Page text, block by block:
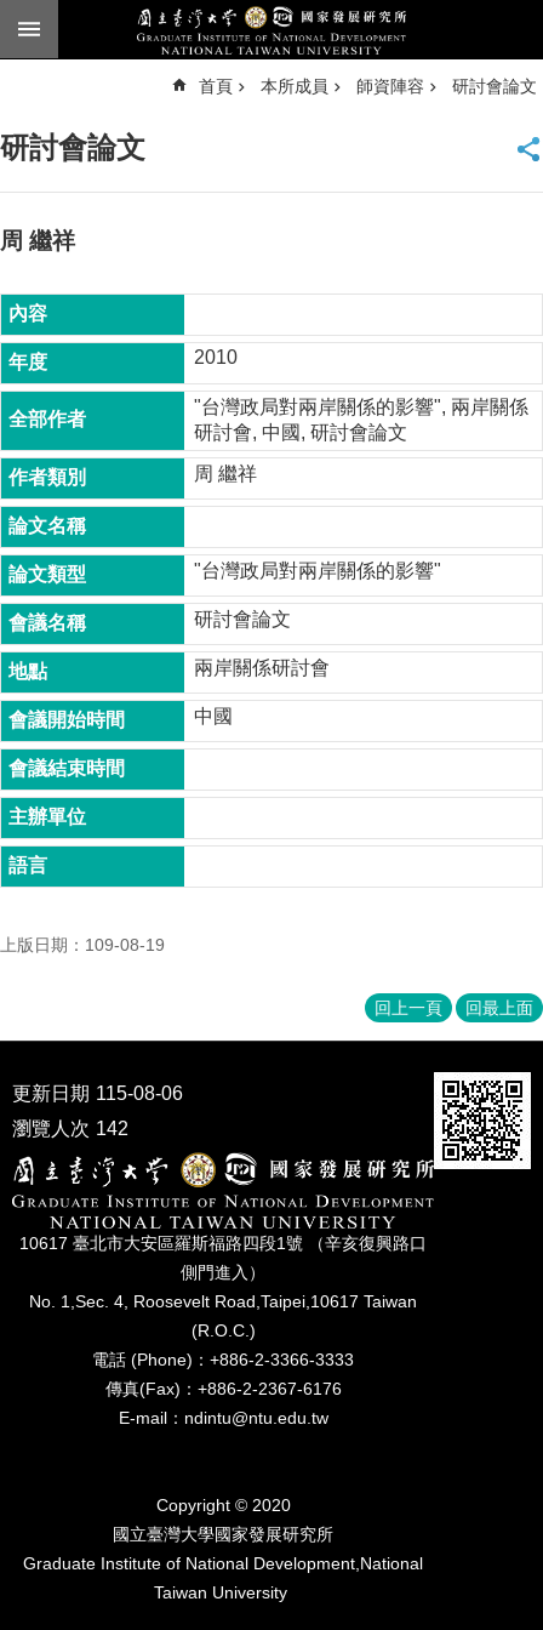
跳到主要內容區塊
臺
頁
公
告
本
所
介
本
所
成
員
博
士
班
碩
士
班
在
職
專
學
家
發
研
究
刊
口
首頁 本所成員 師資陣容 研討會論文
研討會論文
周 繼祥
2010
"台灣政局對兩岸關係的影響", 兩岸關係
研討會, 中國, 研討會論文
周 繼祥
"台灣政局對兩岸關係的影響"
研討會論文
兩岸關係研討會
中國
上版日期：109-08-19
回上一頁 回最上面
更新日期 115-08-06
瀏覽人次 142
10617 臺北市⼤安區羅斯福路四段1號 （辛亥復興路⼝
側⾨進入）
No. 1,Sec. 4, Roosevelt Road,Taipei,10617 Taiwan
(R.O.C.)
電話 (Phone)：+886-2-3366-3333
傳真(Fax)：+886-2-2367-6176
E-mail：ndintu@ntu.edu.tw
Copyright © 2020
國立臺灣⼤學國家發展研究所
Graduate Institute of National Development,National
Taiwan University